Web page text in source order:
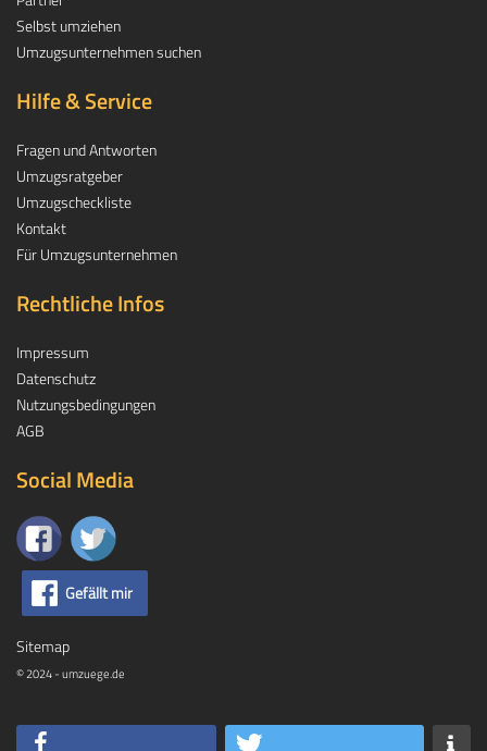
Selbst umziehen
Umzugsunternehmen suchen
Hilfe & Service
Fragen und Antworten
Umzugsratgeber
Umzugscheckliste
Kontakt
Für Umzugsunternehmen
Rechtliche Infos
Impressum
Datenschutz
Nutzungsbedingungen
AGB
Social Media
Gefällt mir
Sitemap
© 2024 - umzuege.de